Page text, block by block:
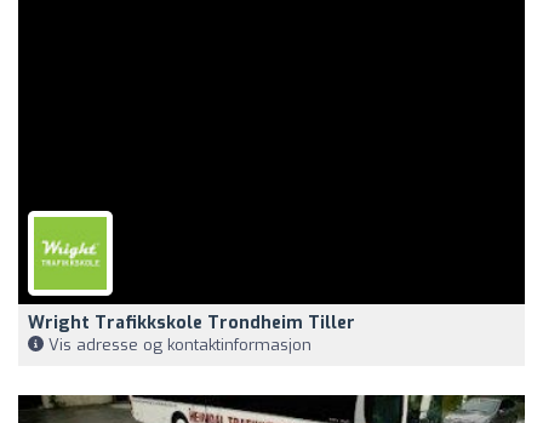
Wright Trafikkskole Trondheim Tiller
Vis adresse og kontaktinformasjon